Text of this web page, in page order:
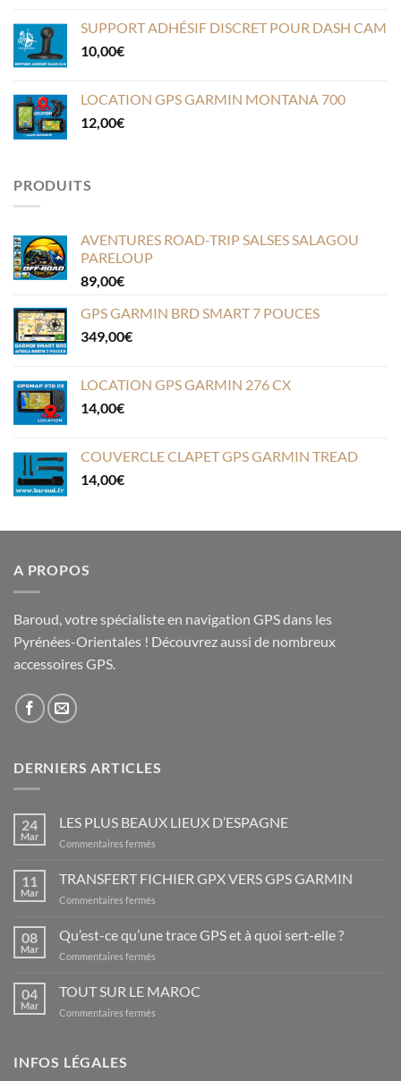
SUPPORT ADHÉSIF DISCRET POUR DASH CAM
10,00€
LOCATION GPS GARMIN MONTANA 700
12,00€
PRODUITS
AVENTURES ROAD-TRIP SALSES SALAGOU
PARELOUP
89,00€
GPS GARMIN BRD SMART 7 POUCES
349,00€
LOCATION GPS GARMIN 276 CX
14,00€
COUVERCLE CLAPET GPS GARMIN TREAD
14,00€
A PROPOS
Baroud, votre spécialiste en navigation GPS dans les
Pyrénées-Orientales ! Découvrez aussi de nombreux
accessoires GPS.
DERNIERS ARTICLES
24
Mar
LES PLUS BEAUX LIEUX D’ESPAGNE
Commentaires fermés
PLUS
11
Mar
TRANSFERT FICHIER GPX VERS GPS GARMIN
Commentaires fermés
FICHIER
GARMIN
08
Mar
Qu’est-ce qu’une trace GPS et à quoi sert-elle ?
Commentaires fermés
ce
04
Mar
TOUT SUR LE MAROC
Commentaires fermés
INFOS LÉGALES